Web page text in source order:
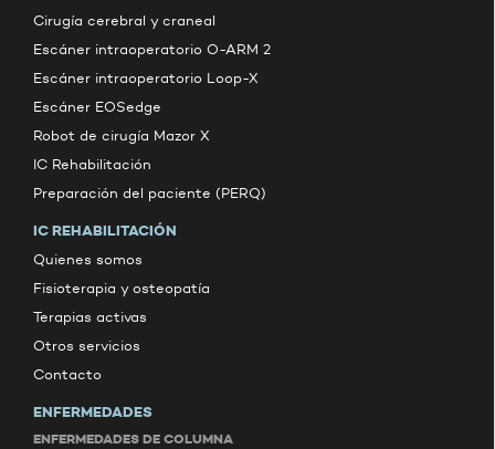
Cirugía cerebral y craneal
Escáner intraoperatorio O-ARM 2
Escáner intraoperatorio Loop-X
Escáner EOSedge
Robot de cirugía Mazor X
IC Rehabilitación
Preparación del paciente (PERQ)
IC REHABILITACIÓN
Quienes somos
Fisioterapia y osteopatía
Terapias activas
Otros servicios
Contacto
ENFERMEDADES
ENFERMEDADES DE COLUMNA